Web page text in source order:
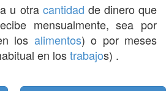
u otra cantidad de dinero que
mensualmente, sea por
los alimentos) o por meses
en lostrabajos) .